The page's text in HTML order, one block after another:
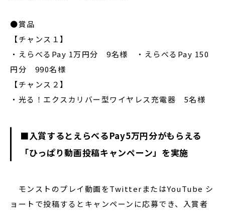
●賞品
【チャンス１】
・えらべるPay 1万円分 9名様 ・えらべるPay 150
円分 990名様
【チャンス２】
・光る！エクスカリバー型ワイヤレス充電器 5名様
■入賞するとえらべるPay5万円分がもらえる
「ひっぱり動画投稿キャンペーン」を実施
モンストのプレイ動画をTwitterまたはYouTube シ
ョートで投稿するとキャンペーンに応募でき、入賞者